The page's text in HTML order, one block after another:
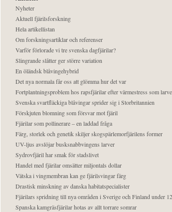
Nyheter
Aktuell fjärilsforskning
Hela artikellistan
Om forskningsartiklar och referenser
Varför förlorade vi tre svenska dagfjärilar?
Slingrande slåtter ger större variation
En öländsk blåvingehybrid
Det nya normala får oss att glömma hur det var
Fortplantningsproblem hos rapsfjärilar efter värmestress som
Svenska svartfläckiga blåvingar sprider sig i Storbritannien
Förskjuten blomning som försvar mot fjäril
Fjärilar som pollinerare – en laddad fråga
Färg, storlek och genetik skiljer skogspärlemorfjärilens former
UV-ljus avslöjar busksnabbvingens larver
Sydrovfjäril har smak för stadslivet
Handel med fjärilar omsätter miljontals dollar
Vätska i vingmembran kan ge fjärilsvingar färg
Drastisk minskning av danska habitatspecialister
Fjärilars spridning till nya områden i Sverige och Finland under
Spanska kamgräsfjärilar hotas av allt torrare somrar